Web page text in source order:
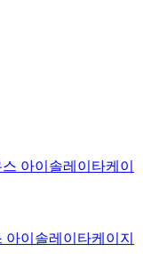
이솔레이타케이지